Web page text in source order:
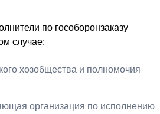
по гособоронзаказу
случае:
хозобщества и полномочия
организация по исполнению